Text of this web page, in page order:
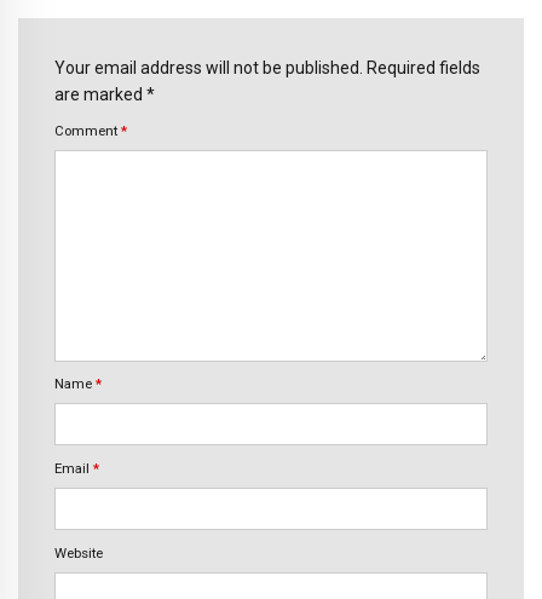
Your email address will not be published. Required fields
are marked *
Comment *
Name *
Email *
Website